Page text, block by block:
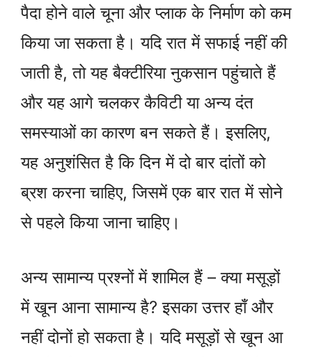
पैदा होने वाले चूना और प्लाक के निर्माण को कम
किया जा सकता है। यदि रात में सफाई नहीं की
जाती है, तो यह बैक्टीरिया नुकसान पहुंचाते हैं
और यह आगे चलकर कैविटी या अन्य दंत
समस्याओं का कारण बन सकते हैं। इसलिए,
यह अनुशंसित है कि दिन में दो बार दांतों को
ब्रश करना चाहिए, जिसमें एक बार रात में सोने
से पहले किया जाना चाहिए।
अन्य सामान्य प्रश्नों में शामिल हैं – क्या मसूड़ों
में खून आना सामान्य है? इसका उत्तर हाँ और
नहीं दोनों हो सकता है। यदि मसूड़ों से खून आ